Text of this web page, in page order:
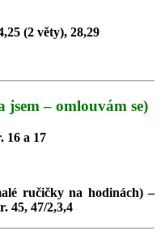
(2 věty), 28,29
jsem – omlouvám se)
16 a 17
ručičky na hodinách) –
45, 47/2,3,4